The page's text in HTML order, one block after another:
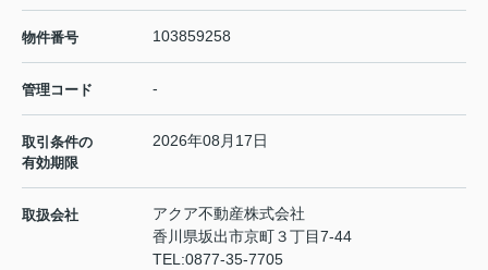
物件番号 103859258
管理コード -
取引条件の
有効期限
2026年08月17日
取扱会社
アクア不動産株式会社
香川県坂出市京町３丁目7-44
TEL:0877-35-7705